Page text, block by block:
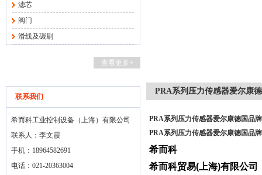
滤芯
阀门
滑线及碳刷
查看更多+
联系我们
希而科工业控制设备（上海）有限公司
联系人：李文霞
手机：18964582691
电话：021-20363004
PRA系列压力传感器爱尔康
PRA系列压力传感器爱尔康德国品牌
PRA系列压力传感器爱尔康德国品牌
希而科
希而科贸易( 上海)有限公司